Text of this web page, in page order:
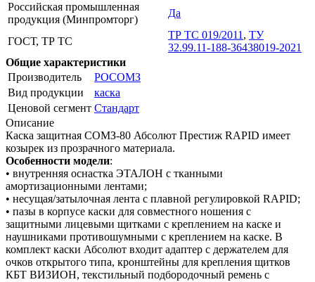
Российская промышленная
продукция (Минпромторг)
Да
ГОСТ, ТР ТС
ТР ТС 019/2011 , ТУ
32.99.11-188-36438019-2021
Общие характеристики
Производитель
РОСОМЗ
Вид продукции
каска
Ценовой сегмент Стандарт
Описание
Каска защитная СОМЗ-80 Абсолют Престиж RAPID имеет
козырек из прозрачного материала.
Особенности модели:
• внутренняя оснастка ЭТАЛОН с тканными
амортизационными лентами;
• несущая/затылочная лента с плавной регулировкой RAPID;
• пазы в корпусе каски для совместного ношения с
защитными лицевыми щитками с креплением на каске и
наушниками противошумными с креплением на каске. В
комплект каски Абсолют входит адаптер с держателем для
очков открытого типа, кронштейны для крепления щитков
КБТ ВИЗИОН, текстильный подбородочный ремень с